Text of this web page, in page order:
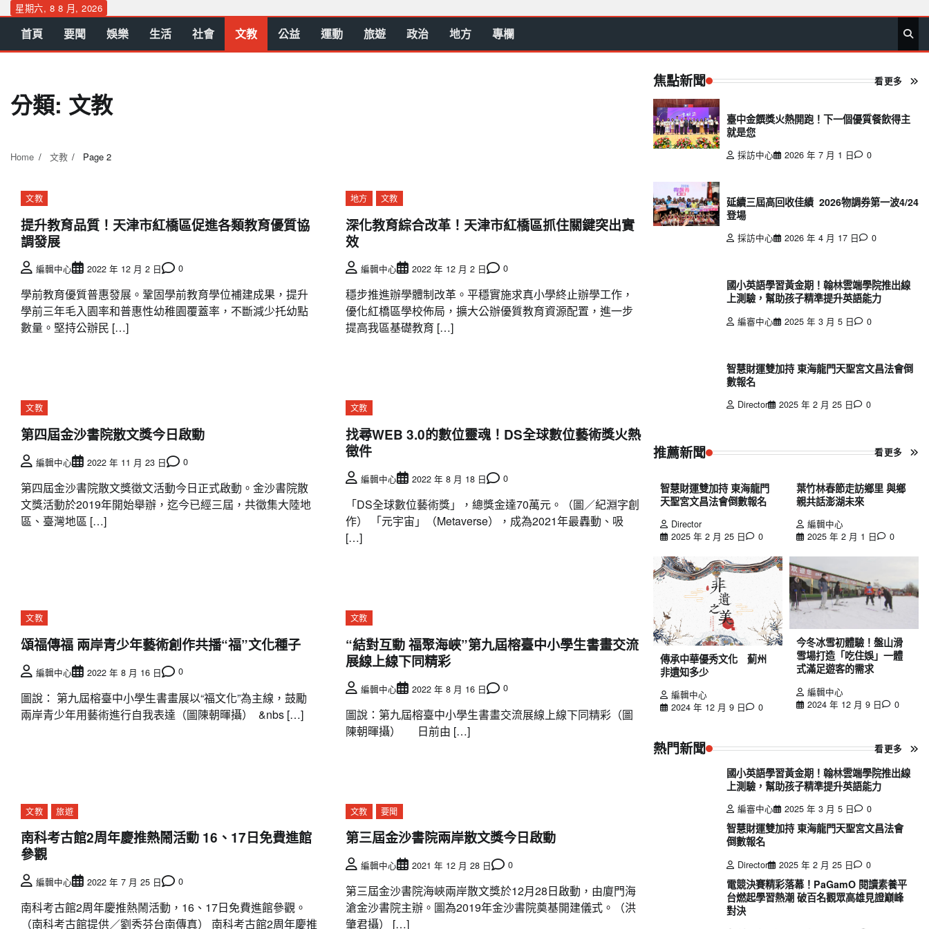
Skip
content
星期六, 8 8 月, 2026
首 要 娛 生 社 文 公 運 旅 政 地
方
專
欄
首頁 要聞 娛樂 生活 社會 文教 公益 運動 旅遊 政治 地方 專欄
分類: 文教
Home 文教 Page 2
文教
提升教育品質！天津市紅橋區促進各類教育優質協
調發展
編輯中心 2022 年 12 月 2 日 0
學前教育優質普惠發展。鞏固學前教育學位補建成果，提升
學前三年毛入園率和普惠性幼稚園覆蓋率，不斷減少托幼點
數量。堅持公辦民 […]
地方 文教
深化教育綜合改革！天津市紅橋區抓住關鍵突出實
效
編輯中心 2022 年 12 月 2 日 0
穩步推進辦學體制改革。平穩實施求真小學終止辦學工作，
優化紅橋區學校佈局，擴大公辦優質教育資源配置，進一步
提高我區基礎教育 […]
文教
第四屆金沙書院散文獎今日啟動
編輯中心 2022 年 11 月 23 日 0
第四屆金沙書院散文獎徵文活動今日正式啟動。金沙書院散
文獎活動於2019年開始舉辦，迄今已經三屆，共徵集大陸地
區、臺灣地區 […]
文教
找尋WEB 3.0的數位靈魂！DS全球數位藝術獎火熱
徵件
編輯中心 2022 年 8 月 18 日 0
「DS全球數位藝術獎」，總獎金達70萬元。（圖／紀淵字創
作） 「元宇宙」（Metaverse），成為2021年最轟動、吸
[…]
文教
頌福傳福 兩岸青少年藝術創作共播“福”文化種子
編輯中心 2022 年 8 月 16 日 0
圖說： 第九屆榕臺中小學生書畫展以“福文化”為主線，鼓勵
兩岸青少年用藝術進行自我表達（圖陳朝暉攝） &nbs […]
文教
“結對互動 福聚海峽”第九屆榕臺中小學生書畫交流
展線上線下同精彩
編輯中心 2022 年 8 月 16 日 0
圖說：第九屆榕臺中小學生書畫交流展線上線下同精彩（圖
陳朝暉攝） 日前由 […]
文教 旅遊
南科考古館2周年慶推熱鬧活動 16、17日免費進館
參觀
編輯中心 2022 年 7 月 25 日 0
南科考古館2周年慶推熱鬧活動，16、17日免費進館參觀。
（南科考古館提供／劉秀芬台南傳真） 南科考古館2周年慶推
文教 要聞
第三屆金沙書院兩岸散文獎今日啟動
編輯中心 2021 年 12 月 28 日 0
第三屆金沙書院海峽兩岸散文獎於12月28日啟動，由廈門海
滄金沙書院主辦。圖為2019年金沙書院奠基開建儀式。（洪
肇君攝） […]
焦點新聞 看更多
臺中金饌獎火熱開跑！下一個優質餐飲得主
就是您
採訪中心 2026 年 7 月 1 日 0
延續三屆高回收佳績 2026物調券第一波4/24
登場
採訪中心 2026 年 4 月 17 日 0
國小英語學習黃金期！翰林雲端學院推出線
上測驗，幫助孩子精準提升英語能力
編審中心 2025 年 3 月 5 日 0
智慧財運雙加持 東海龍門天聖宮文昌法會倒
數報名
Director 2025 年 2 月 25 日 0
推薦新聞 看更多
智慧財運雙加持 東海龍門
天聖宮文昌法會倒數報名
Director
2025 年 2 月 25 日
0
葉竹林春節走訪鄉里 與鄉
親共話澎湖未來
編輯中心
2025 年 2 月 1 日
0
傳承中華優秀文化 薊州
非遺知多少
編輯中心
2024 年 12 月 9 日
0
今冬冰雪初體驗！盤山滑
雪場打造「吃住娛」一體
式滿足遊客的需求
編輯中心
2024 年 12 月 9 日
0
熱門新聞 看更多
國小英語學習黃金期！翰林雲端學院推出線
上測驗，幫助孩子精準提升英語能力
編審中心 2025 年 3 月 5 日 0
智慧財運雙加持 東海龍門天聖宮文昌法會
倒數報名
Director 2025 年 2 月 25 日 0
電競決賽精彩落幕！PaGamO 閱讀素養平
台燃起學習熱潮 破百名觀眾高雄見證巔峰
對決